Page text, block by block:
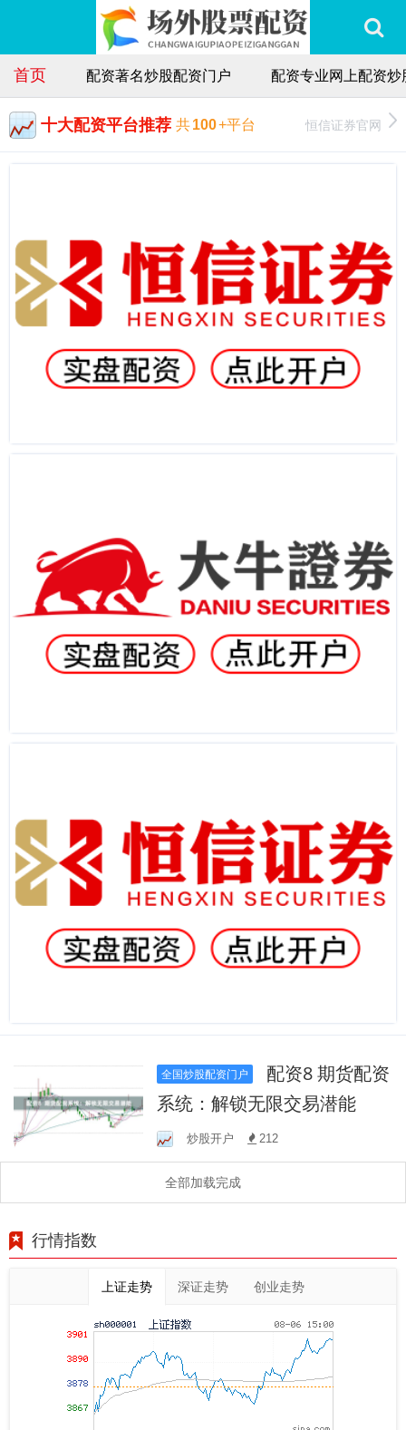
首页 配资著名炒股配资门户 配资专业网上配资炒
十大配资平台推荐 共100+平台 恒信证券官网
全国炒股配资门户
系统：解锁无限交易潜能
炒股开户 212
全部加载完成
行情指数
上证走势 深证走势 创业走势